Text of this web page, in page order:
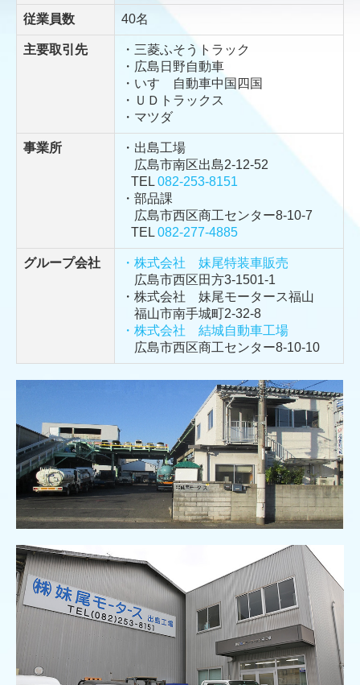
従業員数 40名
主要取引先
・三菱ふそうトラック
・広島日野自動車
・いすゞ自動車中国四国
・ＵＤトラックス
・マツダ
事業所
・出島工場
広島市南区出島2-12-52
TEL 082-253-8151
・部品課
広島市西区商工センター8-10-7
TEL 082-277-4885
グループ会社
・株式会社 妹尾特装車販売
広島市西区田方3-1501-1
・株式会社 妹尾モータース福山
福山市南手城町2-32-8
・株式会社 結城自動車工場
広島市西区商工センター8-10-10